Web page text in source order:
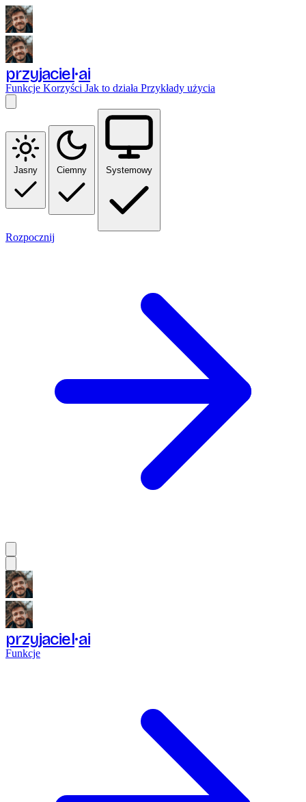
przyjaciel ai
Funkcje Korzyści Jak to działa Przykłady użycia
Jasny Ciemny Systemowy
Rozpocznij
przyjaciel ai
Funkcje